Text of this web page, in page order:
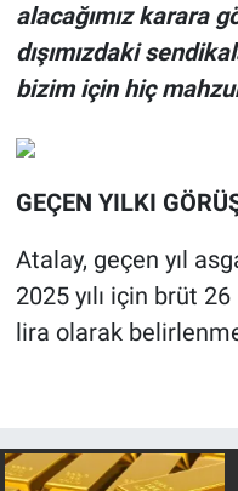
alacağımız karara
dışımızdaki
bizim için hiç
GEÇEN YILKI
Atalay, geçen yıl
2025 yılı için brüt
lira olarak